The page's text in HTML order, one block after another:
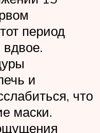
период
вдвое.
и
что
маски.